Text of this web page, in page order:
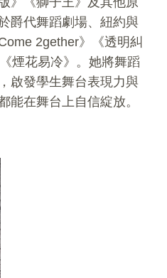
爵代舞蹈劇場、紐約與
2gether》《透明糾
煙花易冷》。她將舞蹈
啟發學生舞台表現力與
能在舞台上自信綻放。